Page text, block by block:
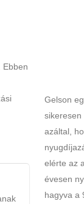
Ebben
Gelson
sikeresen
azáltal,
elérte az
évesen
hagyva a